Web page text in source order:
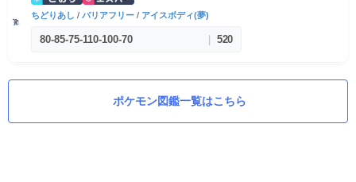
ちどりあし / バリアフリー / アイスボディ(夢)
80-85-75-110-100-70 | 520
ポケモン図鑑一覧はこちら